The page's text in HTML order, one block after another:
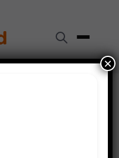
reconocer para
×